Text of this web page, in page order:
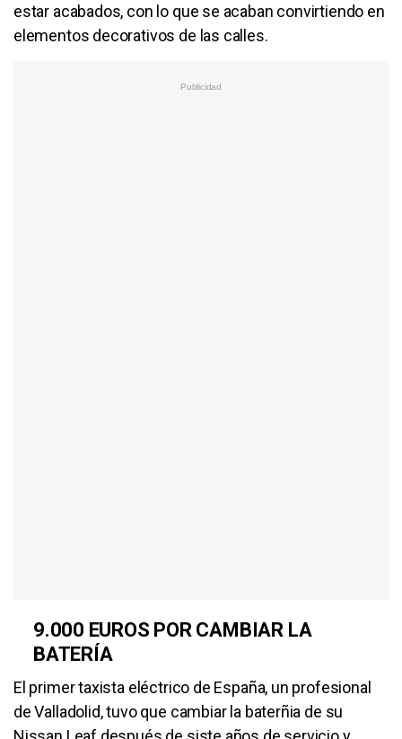
estar acabados, con lo que se acaban convirtiendo en
elementos decorativos de las calles.
9.000 EUROS POR CAMBIAR LA
BATERÍA
El primer taxista eléctrico de España, un profesional
de Valladolid, tuvo que cambiar la baterñia de su